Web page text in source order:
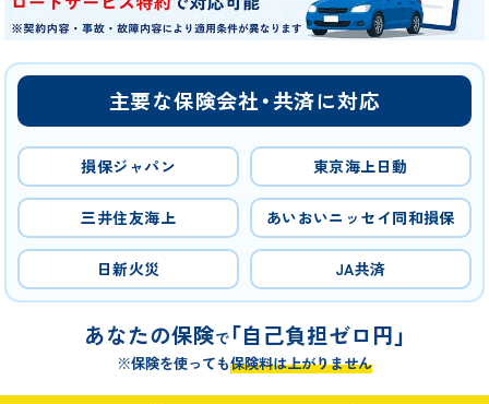
主要な保険会社・共済に対応
損保ジャパン 東京海上日動
三井住友海上 あいおいニッセイ同和損保
日新火災 JA共済
あなたの保険で「自己負担ゼロ円」
※保険を使っても保険料は上がりません